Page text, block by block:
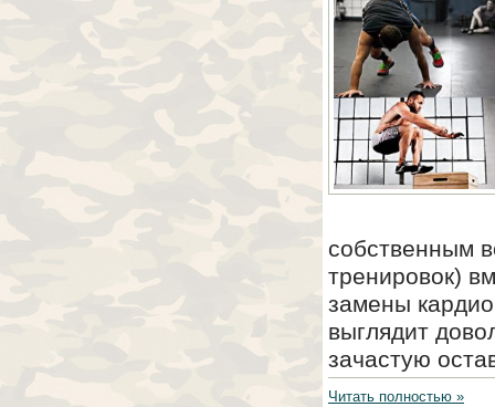
собственным
тренировок)
замены
выглядит
зачастую
Читать полностью »